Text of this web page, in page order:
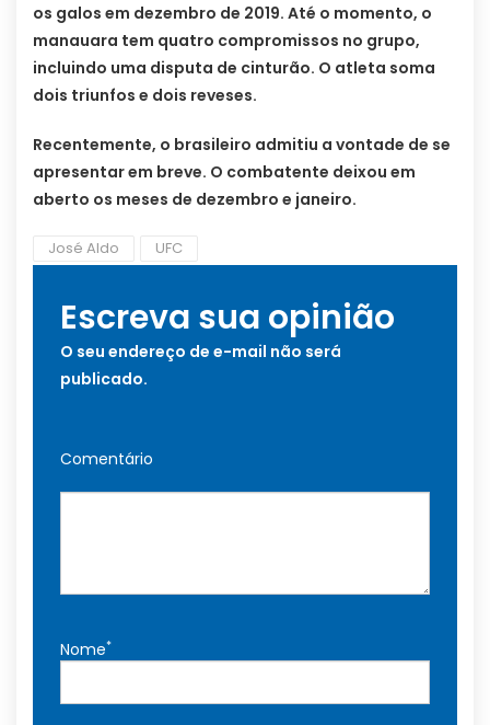
os galos em dezembro de 2019. Até o momento, o
manauara tem quatro compromissos no grupo,
incluindo uma disputa de cinturão. O atleta soma
dois triunfos e dois reveses.
Recentemente, o brasileiro admitiu a vontade de se
apresentar em breve. O combatente deixou em
aberto os meses de dezembro e janeiro.
José Aldo UFC
Escreva sua opinião
O seu endereço de e-mail não será
publicado.
Comentário
Nome*